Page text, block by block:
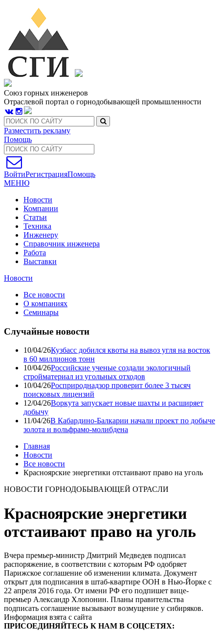
Союз горных инженеров
Отраслевой портал о горнодобывающей промышленности
Разместить рекламу
Помощь
ВойтиРегистрацияПомощь
МЕНЮ
Новости
Компании
Статьи
Техника
Инженеру
Справочник инженера
Работа
Выставки
Новости
Все новости
О компаниях
Семинары
Случайные новости
10/04/26Кузбасс добился квоты на вывоз угля на восток
в 60 миллионов тонн
10/04/26Российские ученые создали экологичный
стройматериал из угольных отходов
10/04/26Росприроднадзор проверит более 3 тысяч
поисковых лицензий
12/04/26Воркута запускает новые шахты и расширяет
добычу
11/04/26В Кабардино-Балкарии начали проект по добыче
золота и вольфрамо-молибдена
Главная
Новости
Все новости
Красноярские энергетики отстаивают право на уголь
НОВОСТИ ГОРНОДОБЫВАЮЩЕЙ ОТРАСЛИ
Красноярские энергетики
отстаивают право на уголь
Вчера премьер-министр Дмитрий Медведев подписал
распоряжение, в соответствии с которым РФ одобряет
Парижское соглашение об изменении климата. Документ
открыт для подписания в штаб-квартире ООН в Нью-Йорке с
22 апреля 2016 года. От имени РФ его подпишет вице-
премьер Александр Хлопонин. Планы правительства
подписать соглашение вызывают возмущение у сибиряков.
Информация взята с сайта
ПРИСОЕДИНЯЙТЕСЬ К НАМ В СОЦСЕТЯХ: